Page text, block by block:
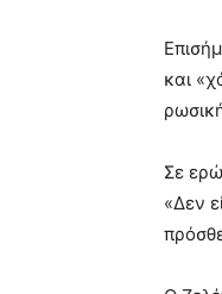
και
Σε
«Δεν